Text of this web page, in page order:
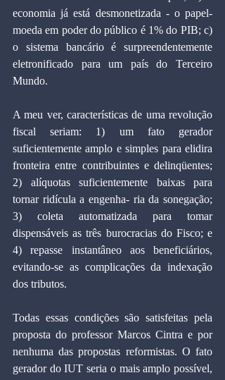
economia já está desmonetizada - o papel-
moeda em poder do público é 1% do PIB; c)
o sistema bancário é surpreendentemente
eletronificado para um país do Terceiro
Mundo.
A meu ver, características de uma revolução
fiscal seriam: 1) um fato gerador
suficientemente amplo e simples para elidira
fronteira entre contribuintes e delinqüentes;
2) alíquotas suficientemente baixas para
tornar ridícula a engenha- ria da sonegação;
3) coleta automatizada para tomar
dispensáveis as três burocracias do Fisco; e
4) repasse instantâneo aos beneficiários,
evitando-se as complicações da indexação
dos tributos.
Todas essas condições são satisfeitas pela
proposta do professor Marcos Cintra e por
nenhuma das propostas reformistas. O fato
gerador do IUT seria o mais amplo possível,